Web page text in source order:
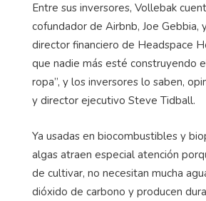
Entre sus inversores, Vollebak
cofundador de Airbnb, Joe Gebbia,
director financiero de Headspace
que nadie más esté construyendo
ropa”, y los inversores lo saben,
y director ejecutivo Steve Tidball.
Ya usadas en biocombustibles y
algas atraen especial atención
de cultivar, no necesitan mucha
dióxido de carbono y producen